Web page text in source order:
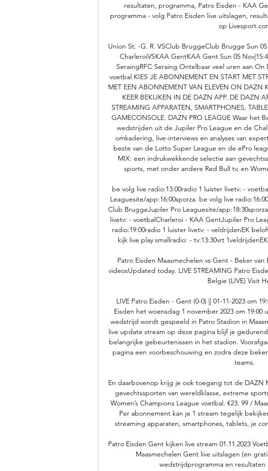
resultaten, programma, Patro Eisden - KAA
programma - volg Patro Eisden live uitslagen,
op
Union St. -G. R. VSClub BruggeClub Brugge Sun
CharleroiVSKAA GentKAA Gent Sun 05
SeraingRFC Seraing Ontelbaar veel uren aan
voetbal KIES JE ABONNEMENT EN START MET
MET EEN ABONNEMENT VAN ELEVEN ON DAZN
KEER BEKIJKEN IN DE DAZN APP. DE DAZN
STREAMING APPARATEN, SMARTPHONES,
GAMECONSOLE. DAZN PRO LEAGUE Waar het
wedstrijden uit de Jupiler Pro League en de
omkadering, live-interviews en analyses van
beste van de Lotto Super League en de ePro
MIX: een indrukwekkende selectie aan
sports, met onder andere Red Bull tv, en
be volg live radio:13:00radio 1 luister livetv: -
Leaguesite/app:16:00sporza. be volg live
Club BruggeJupiler Pro Leaguesite/
livetv: - voetbalCharleroi - KAA GentJupiler Pro
radio:19:00radio 1 luister livetv: - veldrijdenEK
kijk live play smallradio: - tv:13:30vrt
Patro Eisden Maasmechelen vs Gent - Beker
videosUpdated today. LIVE STREAMING Patro
Belgie (LIVE) Visit
LIVE Patro Eisden - Gent (0-0) || 01-11-2023 om
Eisden het woensdag 1 november 2023 om
wedstrijd wordt gespeeld in Patro Stadion in
live update stream op deze pagina blijf je
belangrijke gebeurtenissen in het stadion.
pagina een voorbeschouwing en zodra deze
teams.
En daarbovenop krijg je ook toegang tot de DAZN
gevechtssporten van wereldklasse, extreme
Women’s Champions League voetbal. €23. 99 /
Per abonnement kan je 1 stream tegelijk
streaming apparaten, smartphones, tablets, je
Patro Eisden Gent kijken live stream 01.11.2023
Maasmechelen Gent live uitslagen (en
wedstrijdprogramma en resultaten